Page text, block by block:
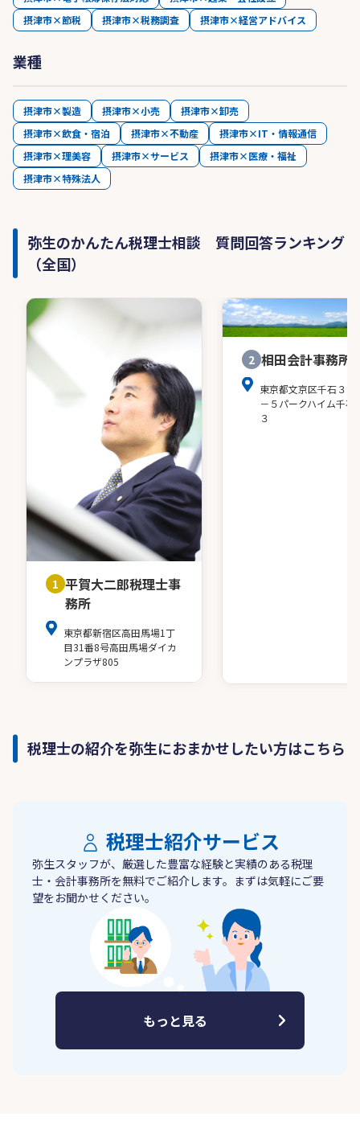
摂津市×節税
摂津市×税務調査 摂津市×経営アドバイス
業種
摂津市×製造 摂津市×小売
摂津市×卸売
摂津市×飲食・宿泊
摂津市×不動産
摂津市×IT・情報通信
摂津市×理美容
摂津市×サービス
摂津市×医療・福祉
摂津市×特殊法人
弥生のかんたん税理士相談 質問回答ランキング
（全国）
1 平賀大二郎税理士事
務所
東京都新宿区高田馬場1丁
目31番8号高田馬場ダイカ
ンプラザ805
2 相田会計事務所
東京都文京区千石３－
－５パークハイム千石
３
税理士の紹介を弥生におまかせしたい方はこちら
税理士紹介サービス
弥生スタッフが、厳選した豊富な経験と実績のある税理
士・会計事務所を無料でご紹介します。まずは気軽にご要
望をお聞かせください。
もっと見る